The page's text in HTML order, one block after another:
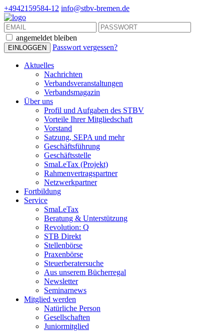
+4942159584-12 info@stbv-bremen.de
angemeldet bleiben
Passwort vergessen?
Aktuelles
Nachrichten
Verbandsveranstaltungen
Verbandsmagazin
Über uns
Profil und Aufgaben des STBV
Vorteile Ihrer Mitgliedschaft
Vorstand
Satzung, SEPA und mehr
Geschäftsführung
Geschäftsstelle
SmaLeTax (Projekt)
Rahmenvertragspartner
Netzwerkpartner
Fortbildung
Service
SmaLeTax
Beratung & Unterstützung
Revolution: Q
STB Direkt
Stellenbörse
Praxenbörse
Steuerberatersuche
Aus unserem Bücherregal
Newsletter
Seminarnews
Mitglied werden
Natürliche Person
Gesellschaften
Juniormitglied